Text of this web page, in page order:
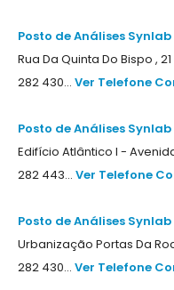
Posto de Análises
Rua Da Quinta Do Bispo ,
282 430... Ver Telefone
Posto de Análises
Edifício Atlântico I -
282 443... Ver Telefone
Posto de Análises
Urbanização Portas Da
282 430... Ver Telefone